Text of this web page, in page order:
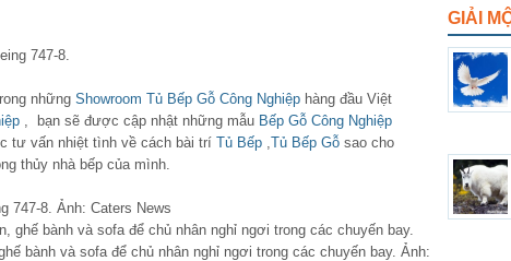
những Showroom Tủ Bếp Gỗ Công Nghiệp hàng đầu Việt
, bạn sẽ được cập nhật những mẫu Bếp Gỗ Công Nghiệp
tư vấn nhiệt tình về cách bài trí Tủ Bếp Tủ Bếp Gỗ sao cho
thủy nhà bếp của mình.
747-8. Ảnh: Caters News
bành và sofa để chủ nhân nghỉ ngơi trong các chuyến bay. Ảnh:
GIẢI